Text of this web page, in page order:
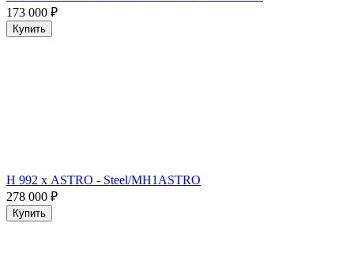
173 000 ₽
Купить
H 992 х ASTRO - Steel/MH1ASTRO
278 000 ₽
Купить